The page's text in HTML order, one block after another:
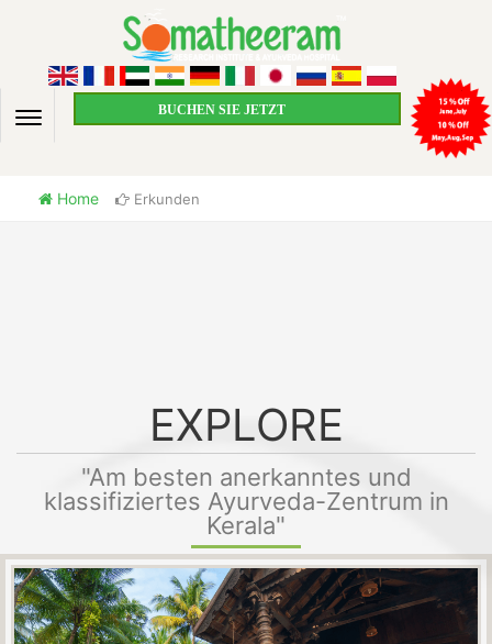
BUCHEN SIE JETZT
Home Erkunden
EXPLORE
"Am besten anerkanntes und
klassifiziertes Ayurveda-Zentrum in
Kerala"